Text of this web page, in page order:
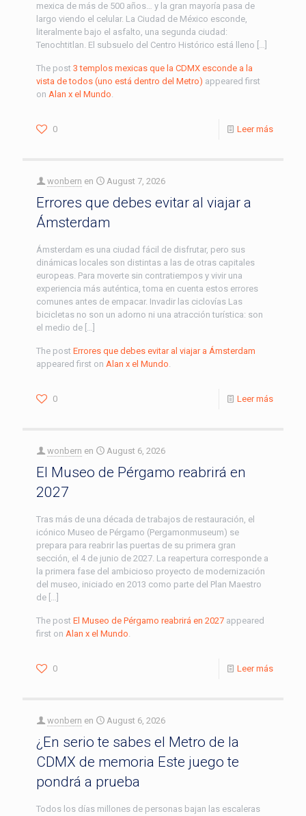
mexica de más de 500 años… y la gran mayoría pasa de
largo viendo el celular. La Ciudad de México esconde,
literalmente bajo el asfalto, una segunda ciudad:
Tenochtitlan. El subsuelo del Centro Histórico está lleno […]
The post 3 templos mexicas que la CDMX esconde a la
vista de todos (uno está dentro del Metro) appeared first
on Alan x el Mundo.
0 Leer más
wonbern en August 7, 2026
Errores que debes evitar al viajar a
Ámsterdam
Ámsterdam es una ciudad fácil de disfrutar, pero sus
dinámicas locales son distintas a las de otras capitales
europeas. Para moverte sin contratiempos y vivir una
experiencia más auténtica, toma en cuenta estos errores
comunes antes de empacar. Invadir las ciclovías Las
bicicletas no son un adorno ni una atracción turística: son
el medio de […]
The post Errores que debes evitar al viajar a Ámsterdam
appeared first on Alan x el Mundo.
0 Leer más
wonbern en August 6, 2026
El Museo de Pérgamo reabrirá en
2027
Tras más de una década de trabajos de restauración, el
icónico Museo de Pérgamo (Pergamonmuseum) se
prepara para reabrir las puertas de su primera gran
sección, el 4 de junio de 2027. La reapertura corresponde a
la primera fase del ambicioso proyecto de modernización
del museo, iniciado en 2013 como parte del Plan Maestro
de […]
The post El Museo de Pérgamo reabrirá en 2027 appeared
first on Alan x el Mundo.
0 Leer más
wonbern en August 6, 2026
¿En serio te sabes el Metro de la
CDMX de memoria Este juego te
pondrá a prueba
Todos los días millones de personas bajan las escaleras